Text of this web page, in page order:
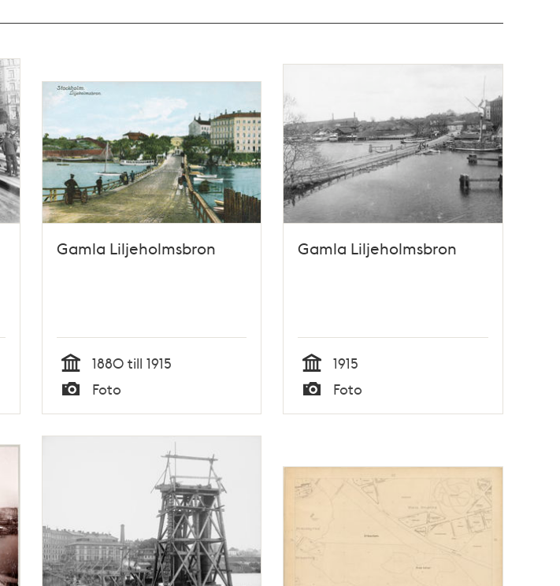
Gamla Liljeholmsbron
Tid
1880 till 1915
Typ
Foto
Gamla Liljeholmsbron
Tid
1915
Typ
Foto